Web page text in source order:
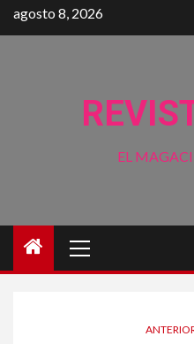
Saltar
al
agosto 8, 2026
EL
principal